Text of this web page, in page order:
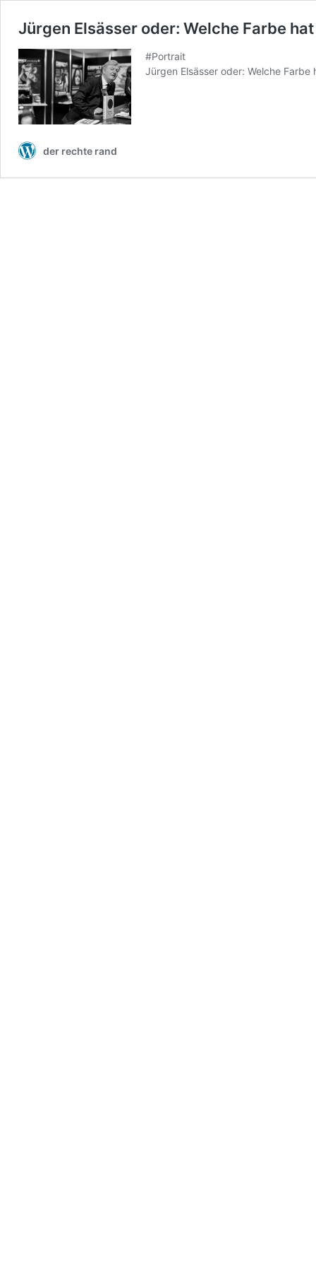
Jürgen Elsässer oder: Welche Farbe
#Portrait
Jürgen Elsässer oder: Welche Farbe
der rechte rand